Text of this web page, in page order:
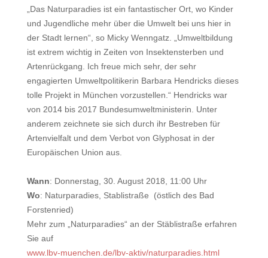
„Das Naturparadies ist ein fantastischer Ort, wo Kinder
und Jugendliche mehr über die Umwelt bei uns hier in
der Stadt lernen“, so Micky Wenngatz. „Umweltbildung
ist extrem wichtig in Zeiten von Insektensterben und
Artenrückgang. Ich freue mich sehr, der sehr
engagierten Umweltpolitikerin Barbara Hendricks dieses
tolle Projekt in München vorzustellen.“ Hendricks war
von 2014 bis 2017 Bundesumweltministerin. Unter
anderem zeichnete sie sich durch ihr Bestreben für
Artenvielfalt und dem Verbot von Glyphosat in der
Europäischen Union aus.
Wann: Donnerstag, 30. August 2018, 11:00 Uhr
Wo: Naturparadies, Stablistraße (östlich des Bad
Forstenried)
Mehr zum „Naturparadies“ an der Stäblistraße erfahren
Sie auf
www.lbv-muenchen.de/lbv-aktiv/naturparadies.html